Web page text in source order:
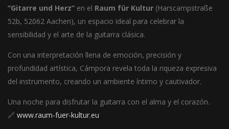
“Gitarre und Herz” en el Raum für Kultur (Harscampstraße
52b, 52062 Aachen), un espacio ideal para celebrar la
sensibilidad y el arte de la guitarra clásica.
Con una interpretación llena de emoción, precisión y
profundidad artística, Cámpora revela toda la riqueza expresiva
del instrumento, creando un ambiente íntimo y cautivador.
Una noche para disfrutar la guitarra con el alma y el corazón.
🔗 www.raum-fuer-kultur.eu